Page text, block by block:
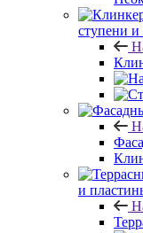
ступени и
и